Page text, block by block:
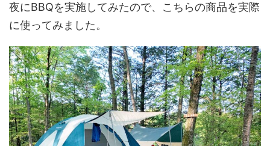
夜にBBQを実施してみたので、こちらの商品を実際
に使ってみました。